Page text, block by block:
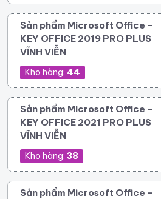
Sản phẩm Microsoft Office -
KEY OFFICE 2019 PRO PLUS
VĨNH VIỄN
Kho hàng: 44
Sản phẩm Microsoft Office -
KEY OFFICE 2021 PRO PLUS
VĨNH VIỄN
Kho hàng: 38
Sản phẩm Microsoft Office -